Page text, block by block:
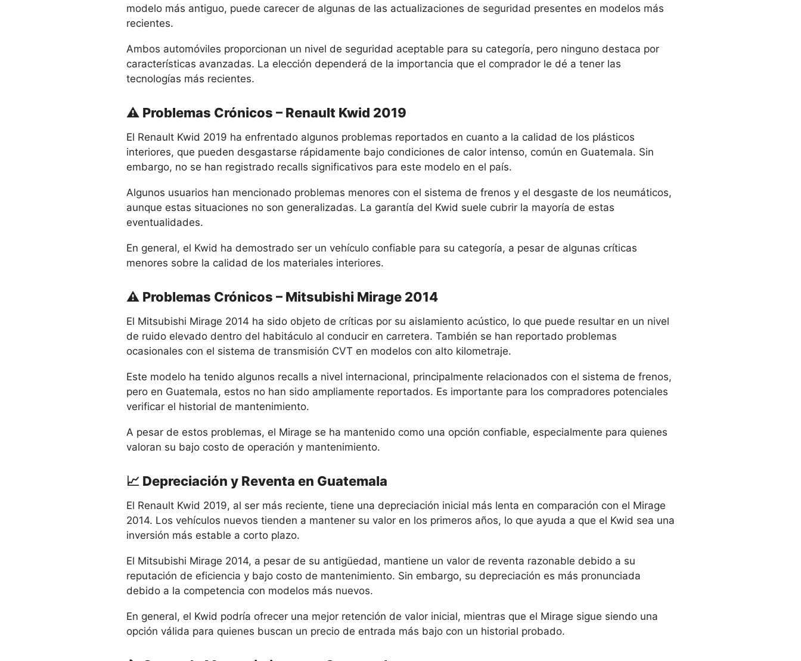
modelo más antiguo, puede carecer de algunas de las actualizaciones de seguridad presentes en modelos más
recientes.
Ambos automóviles proporcionan un nivel de seguridad aceptable para su categoría, pero ninguno destaca por
características avanzadas. La elección dependerá de la importancia que el comprador le dé a tener las
tecnologías más recientes.
⚠️ Problemas Crónicos – Renault Kwid 2019
El Renault Kwid 2019 ha enfrentado algunos problemas reportados en cuanto a la calidad de los plásticos
interiores, que pueden desgastarse rápidamente bajo condiciones de calor intenso, común en Guatemala. Sin
embargo, no se han registrado recalls significativos para este modelo en el país.
Algunos usuarios han mencionado problemas menores con el sistema de frenos y el desgaste de los neumáticos,
aunque estas situaciones no son generalizadas. La garantía del Kwid suele cubrir la mayoría de estas
eventualidades.
En general, el Kwid ha demostrado ser un vehículo confiable para su categoría, a pesar de algunas críticas
menores sobre la calidad de los materiales interiores.
⚠️ Problemas Crónicos – Mitsubishi Mirage 2014
El Mitsubishi Mirage 2014 ha sido objeto de críticas por su aislamiento acústico, lo que puede resultar en un nivel
de ruido elevado dentro del habitáculo al conducir en carretera. También se han reportado problemas
ocasionales con el sistema de transmisión CVT en modelos con alto kilometraje.
Este modelo ha tenido algunos recalls a nivel internacional, principalmente relacionados con el sistema de frenos,
pero en Guatemala, estos no han sido ampliamente reportados. Es importante para los compradores potenciales
verificar el historial de mantenimiento.
A pesar de estos problemas, el Mirage se ha mantenido como una opción confiable, especialmente para quienes
valoran su bajo costo de operación y mantenimiento.
📈 Depreciación y Reventa en Guatemala
El Renault Kwid 2019, al ser más reciente, tiene una depreciación inicial más lenta en comparación con el Mirage
2014. Los vehículos nuevos tienden a mantener su valor en los primeros años, lo que ayuda a que el Kwid sea una
inversión más estable a corto plazo.
El Mitsubishi Mirage 2014, a pesar de su antigüedad, mantiene un valor de reventa razonable debido a su
reputación de eficiencia y bajo costo de mantenimiento. Sin embargo, su depreciación es más pronunciada
debido a la competencia con modelos más nuevos.
En general, el Kwid podría ofrecer una mejor retención de valor inicial, mientras que el Mirage sigue siendo una
opción válida para quienes buscan un precio de entrada más bajo con un historial probado.